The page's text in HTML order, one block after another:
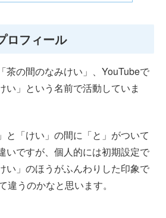
ロフィール
茶の間のなみけい」、YouTubeで
い」という名前で活動していま
と「けい」の間に「と」がついて
いですが、個人的には初期設定で
い」のほうがふんわりした印象で
違うのかなと思います。